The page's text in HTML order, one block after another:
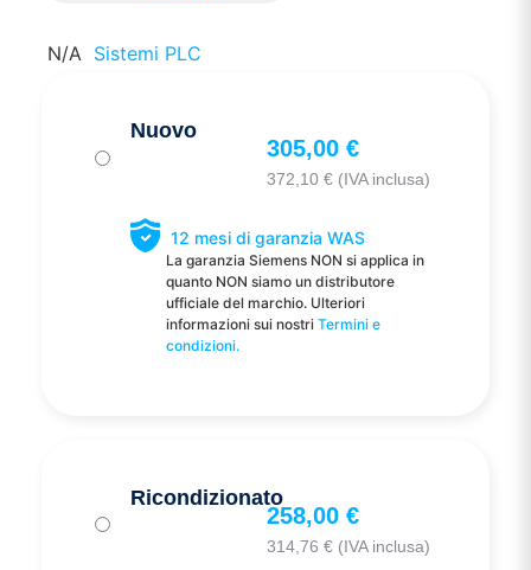
N/A Sistemi PLC
Nuovo
305,00 €
372,10 € (IVA inclusa)
12 mesi di garanzia WAS
La garanzia Siemens NON si applica in
quanto NON siamo un distributore
ufficiale del marchio. Ulteriori
informazioni sui nostri Termini e
condizioni.
Ricondizionato
258,00 €
314,76 € (IVA inclusa)